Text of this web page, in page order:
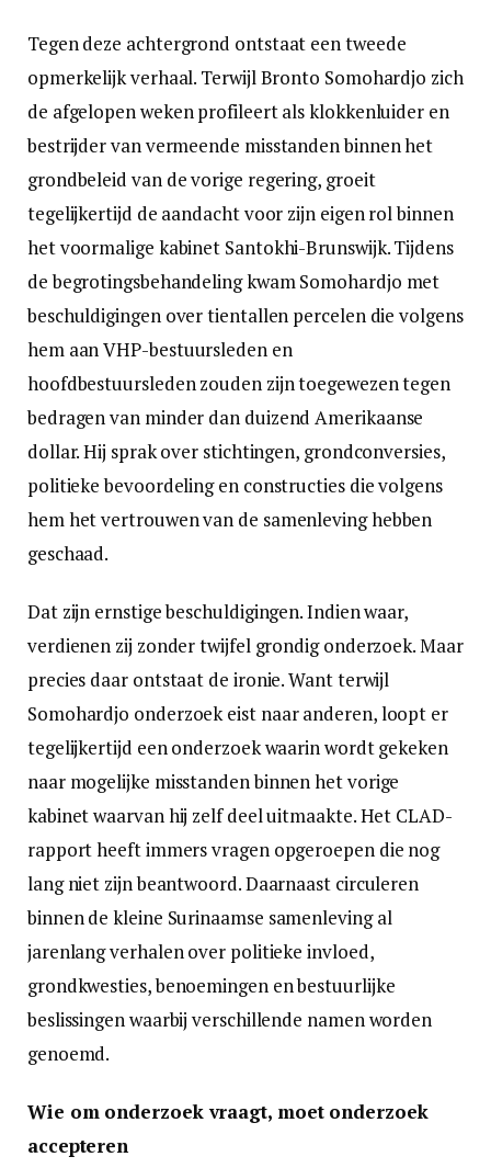
Tegen deze achtergrond ontstaat een tweede
opmerkelijk verhaal. Terwijl Bronto Somohardjo zich
de afgelopen weken profileert als klokkenluider en
bestrijder van vermeende misstanden binnen het
grondbeleid van de vorige regering, groeit
tegelijkertijd de aandacht voor zijn eigen rol binnen
het voormalige kabinet Santokhi-Brunswijk. Tijdens
de begrotingsbehandeling kwam Somohardjo met
beschuldigingen over tientallen percelen die volgens
hem aan VHP-bestuursleden en
hoofdbestuursleden zouden zijn toegewezen tegen
bedragen van minder dan duizend Amerikaanse
dollar. Hij sprak over stichtingen, grondconversies,
politieke bevoordeling en constructies die volgens
hem het vertrouwen van de samenleving hebben
geschaad.
Dat zijn ernstige beschuldigingen. Indien waar,
verdienen zij zonder twijfel grondig onderzoek. Maar
precies daar ontstaat de ironie. Want terwijl
Somohardjo onderzoek eist naar anderen, loopt er
tegelijkertijd een onderzoek waarin wordt gekeken
naar mogelijke misstanden binnen het vorige
kabinet waarvan hij zelf deel uitmaakte. Het CLAD-
rapport heeft immers vragen opgeroepen die nog
lang niet zijn beantwoord. Daarnaast circuleren
binnen de kleine Surinaamse samenleving al
jarenlang verhalen over politieke invloed,
grondkwesties, benoemingen en bestuurlijke
beslissingen waarbij verschillende namen worden
genoemd.
Wie om onderzoek vraagt, moet onderzoek
accepteren